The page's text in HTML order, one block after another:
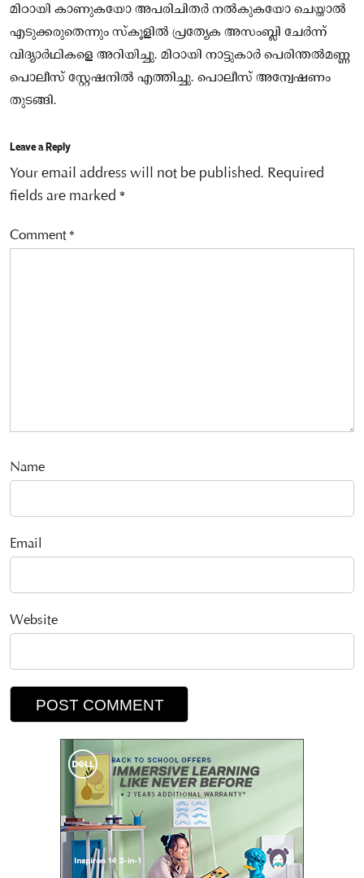
മിഠായി കാണുകയോ അപരിചിതർ നൽകുകയോ ചെയ്താൽ
എടുക്കരുതെന്നും സ്‌കൂളിൽ പ്രത്യേക അസംബ്ലി ചേർന്ന്
വിദ്യാർഥികളെ അറിയിച്ചു. മിഠായി നാട്ടുകാർ പെരിന്തൽമണ്ണ
പൊലീസ് സ്റ്റേഷനിൽ എത്തിച്ചു. പൊലീസ് അന്വേഷണം
തുടങ്ങി.
Leave a Reply
Your email address will not be published. Required
fields are marked *
Comment*
Name
Email
Website